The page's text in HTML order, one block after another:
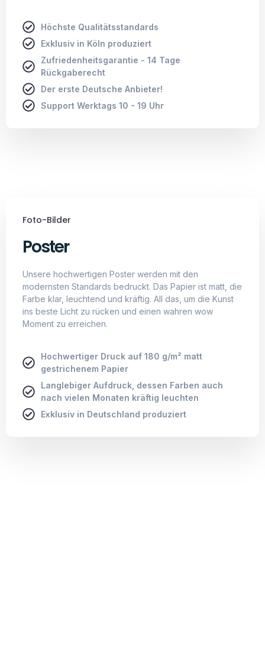
Höchste Qualitätsstandards
Exklusiv in Köln produziert
Zufriedenheitsgarantie - 14 Tage
Rückgaberecht
Der erste Deutsche Anbieter!
Support Werktags 10 - 19 Uhr
Foto-Bilder
Poster
Unsere hochwertigen Poster werden mit den
modernsten Standards bedruckt. Das Papier ist matt, die
Farbe klar, leuchtend und kräftig. All das, um die Kunst
ins beste Licht zu rücken und einen wahren wow
Moment zu erreichen.
Hochwertiger Druck auf 180 g/m² matt
gestrichenem Papier
Langlebiger Aufdruck, dessen Farben auch
nach vielen Monaten kräftig leuchten
Exklusiv in Deutschland produziert